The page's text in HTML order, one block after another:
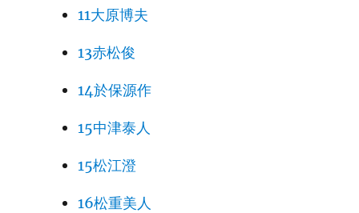
11大原博夫
13赤松俊
14於保源作
15中津泰人
15松江澄
16松重美人